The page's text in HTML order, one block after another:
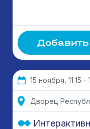
15 ноября, 11:15 -
Дворец